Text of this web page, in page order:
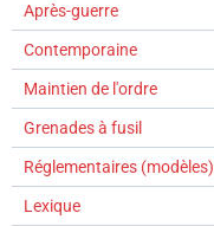
Après-guerre
Contemporaine
Maintien de l'ordre
Grenades à fusil
Réglementaires (modèles)
Lexique